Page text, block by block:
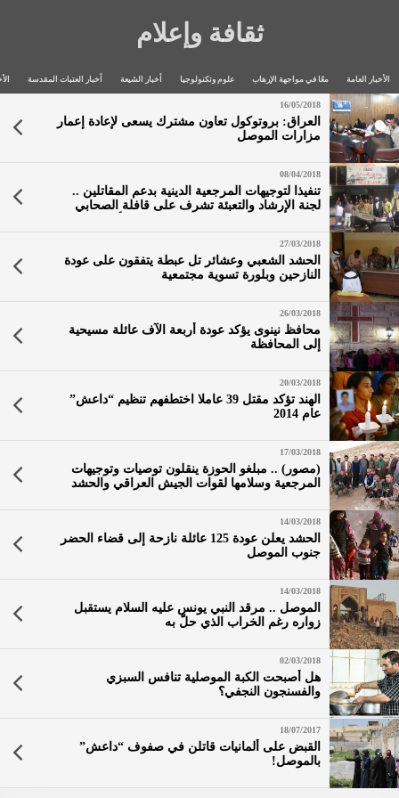
ثقافة وإعلام
الأخبار العامة معًا في مواجهة الإرهاب علوم وتكنولوجيا أخبار الشيعة أخبار العتبات المقدسة
16/05/2018
العراق: بروتوكول تعاون مشترك يسعى لإعادة إعمار
مزارات الموصل
08/04/2018
تنفيذا لتوجيهات المرجعية الدينية بدعم المقاتلين ..
لجنة الإرشاد والتعبئة تشرف على قافلة الصحابي
محور سنجار غرب محافظة نينوى
27/03/2018
الحشد الشعبي وعشائر تل عبطة يتفقون على عودة
النازحين وبلورة تسوية مجتمعية
26/03/2018
محافظ نينوى يؤكد عودة أربعة الآف عائلة مسيحية
إلى المحافظة
20/03/2018
الهند تؤكد مقتل 39 عاملا اختطفهم تنظيم “داعش”
عام 2014
17/03/2018
(مصور) .. مبلغو الحوزة ينقلون توصيات وتوجيهات
المرجعية وسلامها لقوات الجيش العراقي والحشد
الحدود السورية
14/03/2018
الحشد يعلن عودة 125 عائلة نازحة إلى قضاء الحضر
جنوب الموصل
14/03/2018
الموصل .. مرقد النبي يونس عليه السلام يستقبل
زواره رغم الخراب الذي حلّ به
02/03/2018
هل أصبحت الكبة الموصلية تنافس السبزي
والفسنجون النجفي؟
18/07/2017
القبض على ألمانيات قاتلن في صفوف “داعش”
بالموصل!